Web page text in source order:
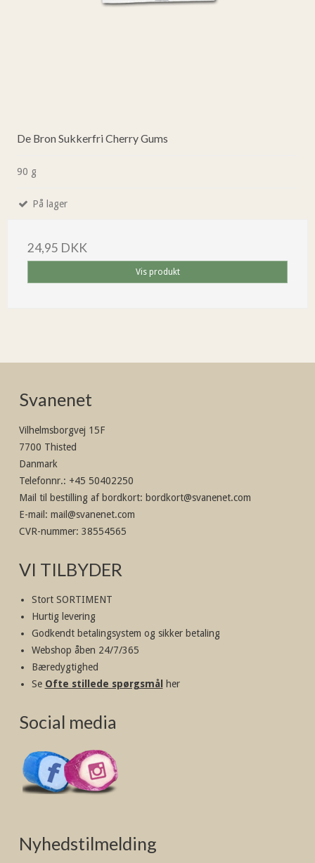
De Bron Sukkerfri Cherry Gums
90 g
På lager
24,95 DKK
Vis produkt
Svanenet
Vilhelmsborgvej 15F
7700 Thisted
Danmark
Telefonnr.: +45 50402250
Mail til bestilling af bordkort: bordkort@svanenet.com
E-mail: mail@svanenet.com
CVR-nummer: 38554565
VI TILBYDER
Stort SORTIMENT
Hurtig levering
Godkendt betalingsystem og sikker betaling
Webshop åben 24/7/365
Bæredygtighed
Se Ofte stillede spørgsmål her
Social media
Nyhedstilmelding